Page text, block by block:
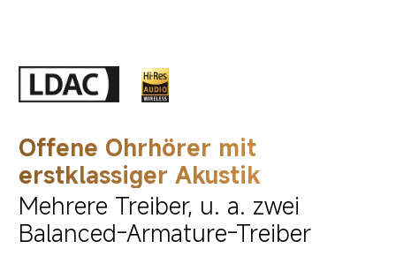
Offene Ohrhörer mit
erstklassiger Akustik
Mehrere Treiber, u. a. zwei
Balanced-Armature-Treiber